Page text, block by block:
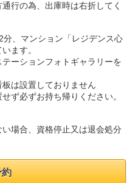
行の為、出庫時は右折してく
分、マンション「レジデンス心
ます。
ーションフォトギャラリーを
は設置しておりません
ず必ずお持ち帰りください。
場合、資格停止又は退会処分
約